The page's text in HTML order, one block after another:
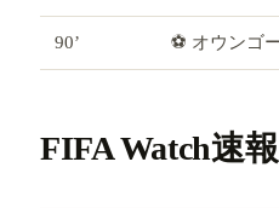
90’ ⚽ オウンゴ
FIFA Watch速